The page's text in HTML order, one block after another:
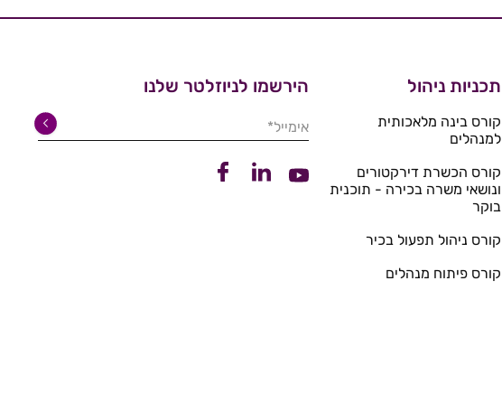
תכניות ניהול
קורס בינה מלאכותית
למנהלים
קורס הכשרת דירקטורים
ונושאי משרה בכירה - תוכנית
בוקר
קורס ניהול תפעול בכיר
קורס פיתוח מנהלים
הירשמו לניוזלטר שלנו
אימייל*
קישור ליוטיובקישור ללינקדיןקישור לפייסבוק